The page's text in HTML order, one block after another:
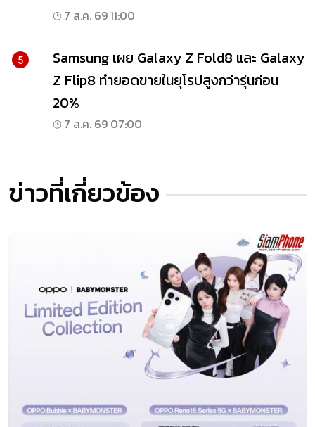
7 ส.ค. 69 11:00
5
Samsung เผย Galaxy Z Fold8 และ Galaxy
Z Flip8 ทำยอดขายในยุโรปสูงกว่ารุ่นก่อน
20%
7 ส.ค. 69 07:00
ข่าวที่เกี่ยวข้อง